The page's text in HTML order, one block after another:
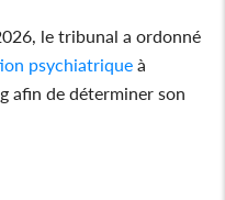
le tribunal a ordonné
psychiatrique à
afin de déterminer son